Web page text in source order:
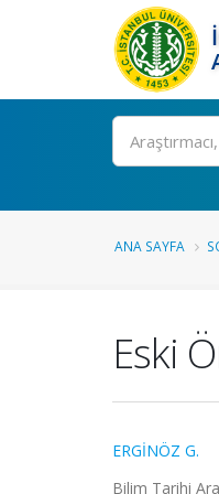
Ara
ANA SAYFA
Eski
ERGİNÖZ G.
Bilim Tarihi